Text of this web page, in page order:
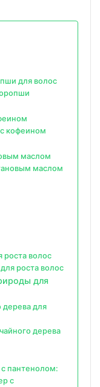
для волос
кофеином
маслом
маслом
роста волос
роста волос
для
дерева для
дерева
пантенолом:
с